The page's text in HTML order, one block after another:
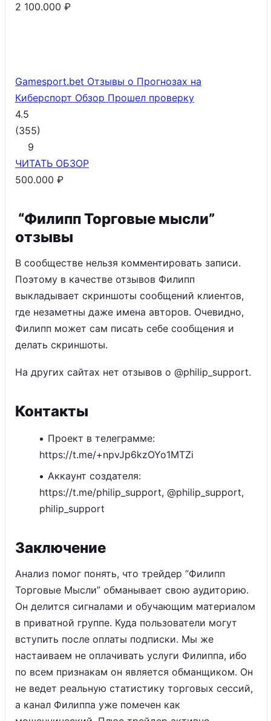
2 100.000 ₽
Gamesport.bet Отзывы о Прогнозах на
Киберспорт Обзор Прошел проверку
4.5
(355)
9
ЧИТАТЬ ОБЗОР
500.000 ₽
“Филипп Торговые мысли”
отзывы
В сообществе нельзя комментировать записи.
Поэтому в качестве отзывов Филипп
выкладывает скриншоты сообщений клиентов,
где незаметны даже имена авторов. Очевидно,
Филипп может сам писать себе сообщения и
делать скриншоты.
На других сайтах нет отзывов о @philip_support.
Контакты
Проект в телеграмме:
https://t.me/+npvJp6kzOYo1MTZi
Аккаунт создателя:
https://t.me/philip_support, @philip_support,
philip_support
Заключение
Анализ помог понять, что трейдер “Филипп
Торговые Мысли” обманывает свою аудиторию.
Он делится сигналами и обучающим материалом
в приватной группе. Куда пользователи могут
вступить после оплаты подписки. Мы же
настаиваем не оплачивать услуги Филиппа, ибо
по всем признакам он является обманщиком. Он
не ведет реальную статистику торговых сессий,
а канал Филиппа уже помечен как